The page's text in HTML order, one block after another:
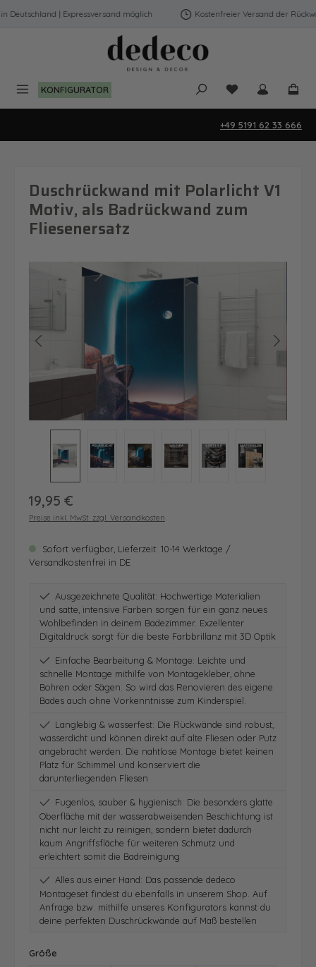
Zum Hauptinhalt springen
| Expressversand möglich Kostenfreier Versand der
KONFIGURATOR Du hast 0
+49 5191 62 33 666
Duschrückwand mit Polarlicht V1
Motiv, als Badrückwand zum
Fliesenersatz
Bildergalerie überspringen
Regulärer Preis:
19,95 €
Preise inkl. MwSt. zzgl. Versandkosten
Sofort verfügbar, Lieferzeit: 10-14 Werktage /
Versandkostenfrei in DE
Ausgezeichnete Qualität: Hochwertige Materialien
und satte, intensive Farben sorgen für ein ganz neues
Wohlbefinden in deinem Badezimmer. Exzellenter
Digitaldruck sorgt für die beste Farbbrillanz mit 3D Optik
Einfache Bearbeitung & Montage: Leichte und
schnelle Montage mithilfe von Montagekleber, ohne
Bohren oder Sägen. So wird das Renovieren des eigene
Bades auch ohne Vorkenntnisse zum Kinderspiel.
Langlebig & wasserfest: Die Rückwände sind robust,
wasserdicht und können direkt auf alte Fliesen oder Putz
angebracht werden. Die nahtlose Montage bietet keinen
Platz für Schimmel und konserviert die
darunterliegenden Fliesen
Fugenlos, sauber & hygienisch: Die besonders glatte
Oberfläche mit der wasserabweisenden Beschichtung ist
nicht nur leicht zu reinigen, sondern bietet dadurch
kaum Angriffsfläche für weiteren Schmutz und
erleichtert somit die Badreinigung
Alles aus einer Hand: Das passende dedeco
Montageset findest du ebenfalls in unserem Shop. Auf
Anfrage bzw. mithilfe unseres Konfigurators kannst du
deine perfekten Duschrückwände auf Maß bestellen
Größe